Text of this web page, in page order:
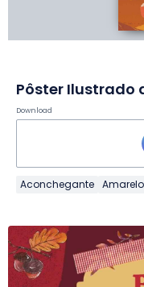
Pôster Ilustrado
Download
Aconchegante Amarelo